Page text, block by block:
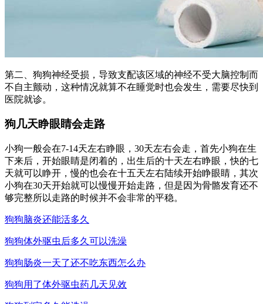
第二、狗狗神经受损，导致支配该区域的神经不受大脑控制而
不自主颤动，这种情况就算不在睡觉时也会发生，需要尽快到
医院就诊。
狗几天睁眼睛会走路
小狗一般会在7-14天左右睁眼，30天左右会走，首先小狗在生
下来后，开始眼睛是闭着的，出生后的十天左右睁眼，快的七
天就可以睁开，慢的也会在十五天左右陆续开始睁眼睛，其次
小狗在30天开始就可以慢慢开始走路，但是因为骨骼发育还不
够完整所以走路的时候并不会非常的平稳。
狗狗脑炎还能活多久
狗狗体外驱虫后多久可以洗澡
狗狗肠炎一天了还不吃东西怎么办
狗狗用了体外驱虫药几天见效